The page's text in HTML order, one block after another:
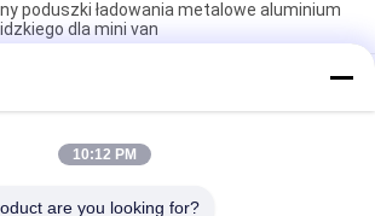
poduszki ładowania metalowe aluminium
dla mini van
aluminiowego z ekstruzją Z Clip
wewnętrznych
rury aluminiowe do wahaczy do
zewnętrzne rury widelca
10:12 PM
are you looking for?